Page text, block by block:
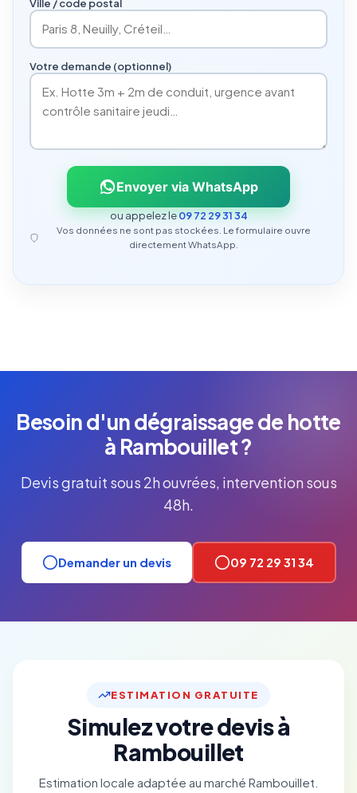
Ville / code postal
Votre demande (optionnel)
Envoyer via WhatsApp
ou appelez le09 72 29 31 34
Vos données ne sont pas stockées. Le formulaire ouvre
directement WhatsApp.
Besoin d'un dégraissage de hotte
à Rambouillet ?
Devis gratuit sous 2h ouvrées, intervention sous
48h.
Demander un devis 09 72 29 31 34
ESTIMATION GRATUITE
Simulez votre devis à
Rambouillet
Estimation locale adaptée au marché Rambouillet.